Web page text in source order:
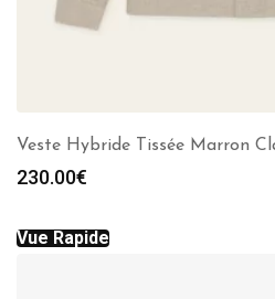
Veste Hybride Tissée Marron
230.00€
Vue Rapide